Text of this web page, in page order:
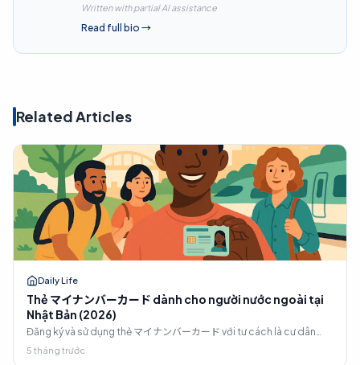
Written with partial AI assistance
Read full bio →
Related Articles
Daily Life
Thẻ マイナンバーカード dành cho người nước ngoài tại
Nhật Bản (2026)
Đăng ký và sử dụng thẻ マイナンバーカード với tư cách là cư dân
nước ngoài tại Nhật Bản (2026). Các mốc thời hạn quan trọng, 4
loại mật khẩu, phí cấp lại thẻ ¥1.000, tích hợp iPhone, và thông tin
5 tháng trước